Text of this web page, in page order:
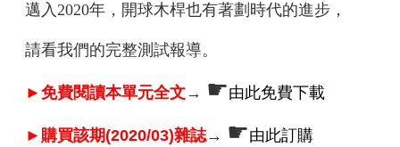
邁入2020年，開球木桿也有著劃時代的進步，
請看我們的完整測試報導。
►免費閱讀本單元全文→ ☛由此免費下載
►購買該期(2020/03)雜誌→ ☛由此訂購